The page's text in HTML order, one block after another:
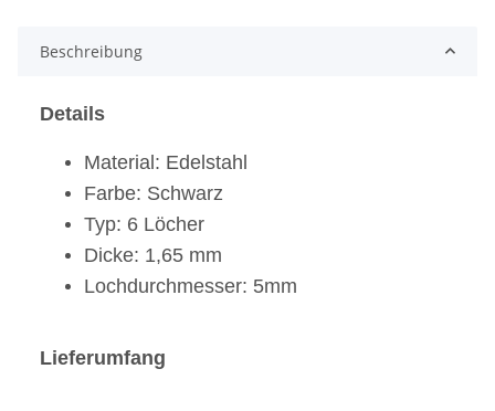
Beschreibung
Details
Material: Edelstahl
Farbe: Schwarz
Typ: 6 Löcher
Dicke: 1,65 mm
Lochdurchmesser: 5mm
Lieferumfang